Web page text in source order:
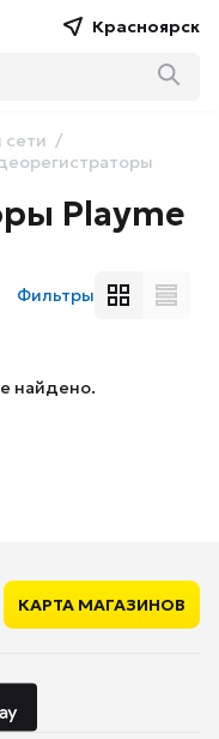
Красноярск
сети
Playme
Фильтры
найдено.
КАРТА МАГАЗИНОВ